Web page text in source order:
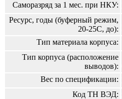
Саморазряд за 1 мес. при НКУ:
Ресурс, годы (буферный режим,
20-25С, до):
Тип материала корпуса:
Тип корпуса (расположение
выводов):
Вес по спецификации:
Код ТН ВЭД: